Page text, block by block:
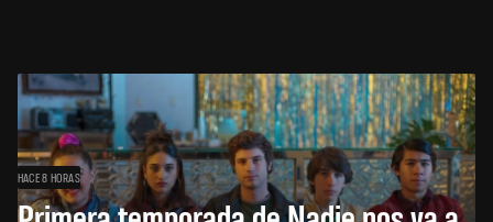
HACE 8 HORAS